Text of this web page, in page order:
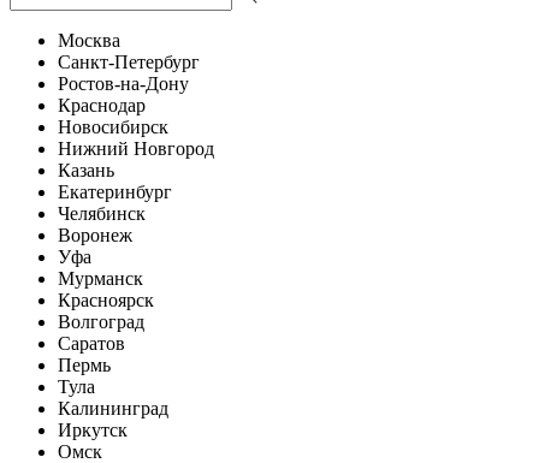
Москва
Санкт-Петербург
Ростов-на-Дону
Краснодар
Новосибирск
Нижний Новгород
Казань
Екатеринбург
Челябинск
Воронеж
Уфа
Мурманск
Красноярск
Волгоград
Саратов
Пермь
Тула
Калининград
Иркутск
Омск